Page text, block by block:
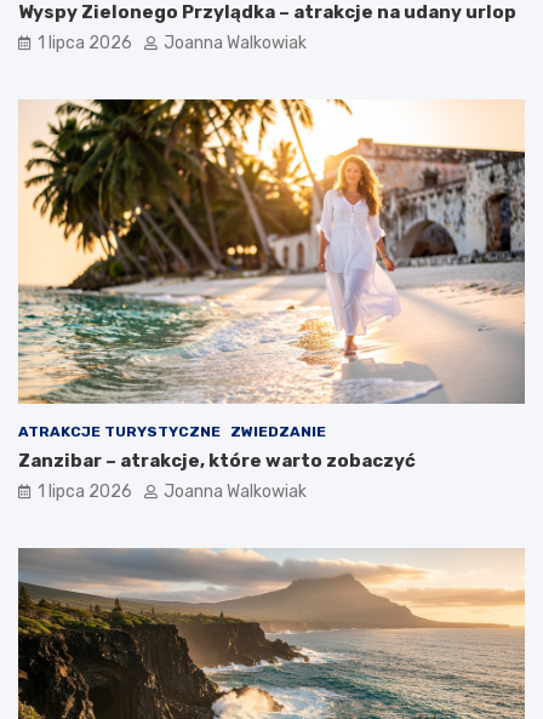
Wyspy Zielonego Przylądka – atrakcje na udany urlop
1 lipca 2026 Joanna Walkowiak
ATRAKCJE TURYSTYCZNE ZWIEDZANIE
Zanzibar – atrakcje, które warto zobaczyć
1 lipca 2026 Joanna Walkowiak